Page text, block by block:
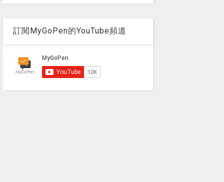
訂閱MyGoPen的YouTube頻道